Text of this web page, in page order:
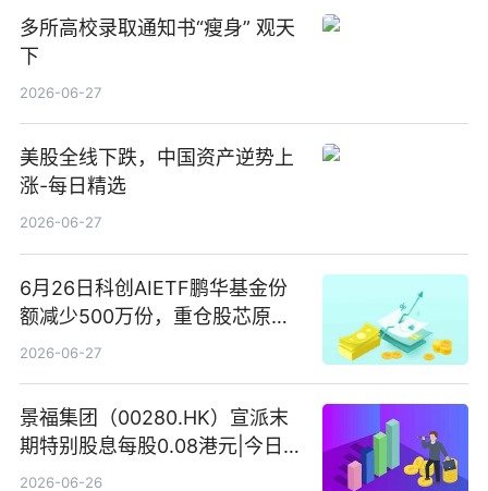
多所高校录取通知书“瘦身” 观天
下
2026-06-27
美股全线下跌，中国资产逆势上
涨-每日精选
2026-06-27
6月26日科创AIETF鹏华基金份
额减少500万份，重仓股芯原股
份、寒武纪、澜起科技 观速讯
2026-06-27
景福集团（00280.HK）宣派末
期特别股息每股0.08港元|今日快
看
2026-06-26